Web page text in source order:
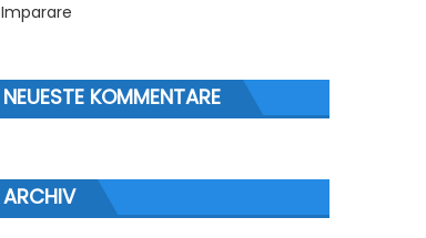
Imparare
NEUESTE KOMMENTARE
ARCHIV